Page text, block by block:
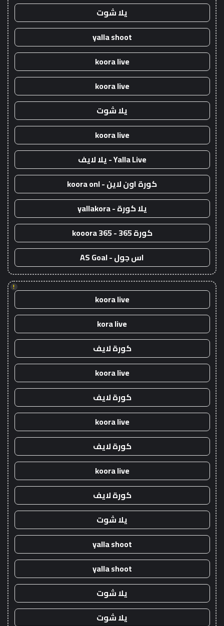
يلا شوت
yalla shoot
koora live
koora live
يلا شوت
koora live
Yalla Live - يلا لايف
كورة اون لاين - koora onl
يلا كورة - yallakora
كورة 365 - kooora 365
اس جول - AS Goal
!
koora live
kora live
كورة لايف
koora live
كورة لايف
koora live
كورة لايف
koora live
كورة لايف
يلا شوت
yalla shoot
yalla shoot
يلا شوت
يلا شوت